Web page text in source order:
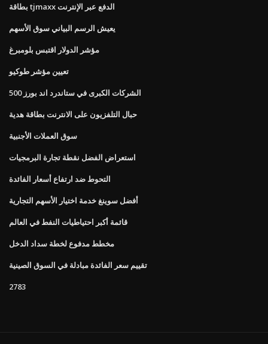
بطاقة tjmaxx الدفع عبر الإنترنت
يعيش الرسم البياني سوق الأسهم
مؤشر الدولار اقتبس بلومبرغ
تعيين مؤشر طوكيو
الشركات الكبرى في ستاندرد اند بورز 500
حبال التلفزيون على الانترنت بطاقة هدية
سوق العملات الأجنبية
استعراض الفضل نقطة تجارة البرمجيات
التحوط ضد ارتفاع أسعار الفائدة
أفضل سوينغ خدمة اختيار الأسهم التجارية
قائمة أكبر احتياطيات النفط في العالم
مخطط مدفوع لخطة سداد الدخل
تقييم سعر الفائدة مبادلة في السوق الصينية
2783